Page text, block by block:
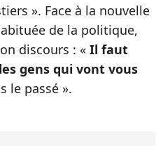
». Face à la nouvelle
de la politique,
discours : « Il faut
gens qui vont vous
le passé ».